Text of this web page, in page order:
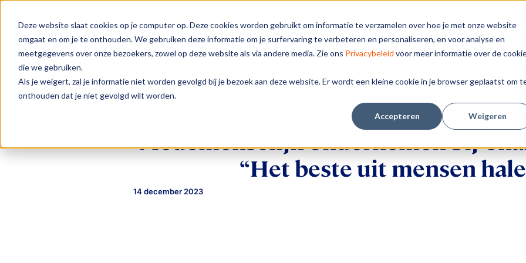
Deze website slaat cookies op je computer op. Deze cookies worden gebruikt om informatie te verzamelen over hoe je met onze website
omgaat en om je te onthouden. We gebruiken deze informatie om je surfervaring te verbeteren en personaliseren, en voor analyse en
meetgegevens over onze bezoekers, zowel op deze website als via andere media. Zie ons Privacybeleid voor meer informatie over de
die we gebruiken.
Als je weigert, zal je informatie niet worden gevolgd bij je bezoek aan deze website. Er wordt een kleine cookie in je browser geplaatst om
onthouden dat je niet gevolgd wilt worden.
Accepteren Weigeren
Medemenselijk
ondernemen?
Inspiratie Aan de slag Agenda
Home Praktijkvoorbeelden: Medemenselijk ondernemen bij Chain Logistics: “Het beste uit mensen halen”
Medemenselijk ondernemen bij
“Het beste uit mensen
14 december 2023